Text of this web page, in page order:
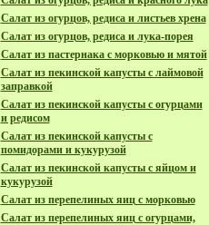
Салат из огурцов, редиса и листьев хрена
Салат из огурцов, редиса и лука-порея
Салат из пастернака с морковью и мятой
Салат из пекинской капусты с лаймовой
заправкой
Салат из пекинской капусты с огурцами
и редисом
Салат из пекинской капусты с
помидорами и кукурузой
Салат из пекинской капусты с яйцом и
кукурузой
Салат из перепелиных яиц с морковью
Салат из перепелиных яиц с огурцами,